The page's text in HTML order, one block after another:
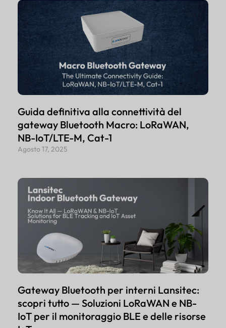
Guida definitiva alla connettività del
gateway Bluetooth Macro: LoRaWAN,
NB-IoT/LTE-M, Cat-1
Agosto 17, 2025
Gateway Bluetooth per interni Lansitec:
scopri tutto — Soluzioni LoRaWAN e NB-
IoT per il monitoraggio BLE e delle risorse